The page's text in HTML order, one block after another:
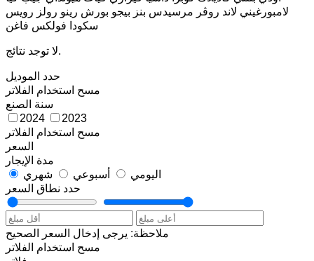
لامبورغيني لاند روڤر مرسيدس بنز بيجو بورش رينو رولز رويس
سكودا فولكس فاغن
لا توجد نتائج.
حدد الموديل
مسح استخدام الفلاتر
سنة الصنع
2024
2023
مسح استخدام الفلاتر
السعر
مدة الإيجار
اليومي
أسبوعي
شهري
حدد نطاق السعر
ملاحظة: يرجى إدخال السعر الصحيح
مسح استخدام الفلاتر